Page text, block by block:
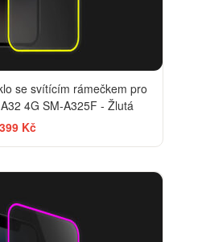
se svítícím rámečkem pro
4G SM-A325F - Žlutá
399 Kč